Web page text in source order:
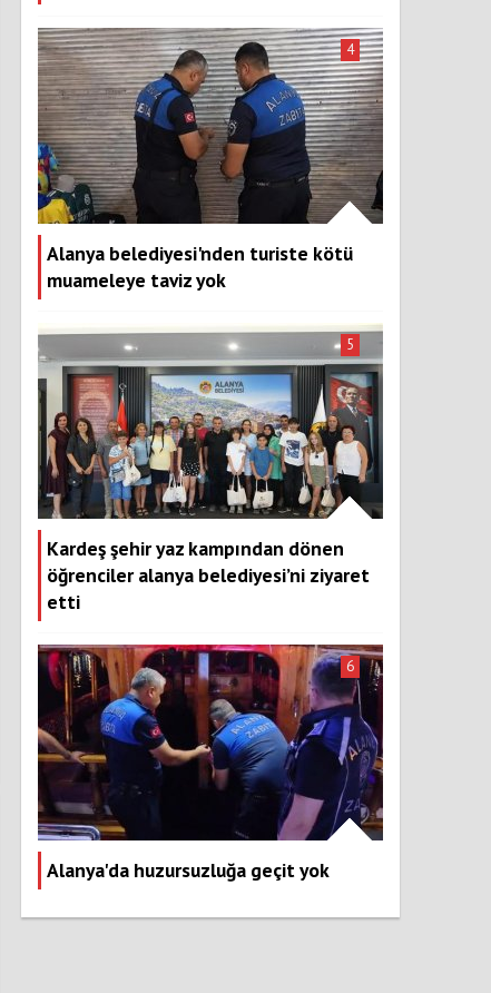
Alanya belediyesi'nden turiste kötü
muameleye taviz yok
4
Kardeş şehir yaz kampından dönen
öğrenciler alanya belediyesi’ni ziyaret
etti
5
Alanya'da huzursuzluğa geçit yok
6